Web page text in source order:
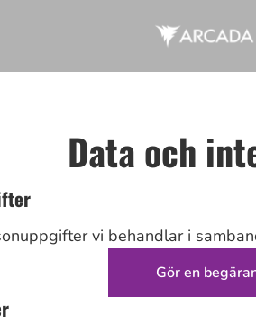
Data och
vi behandlar i
Gör en